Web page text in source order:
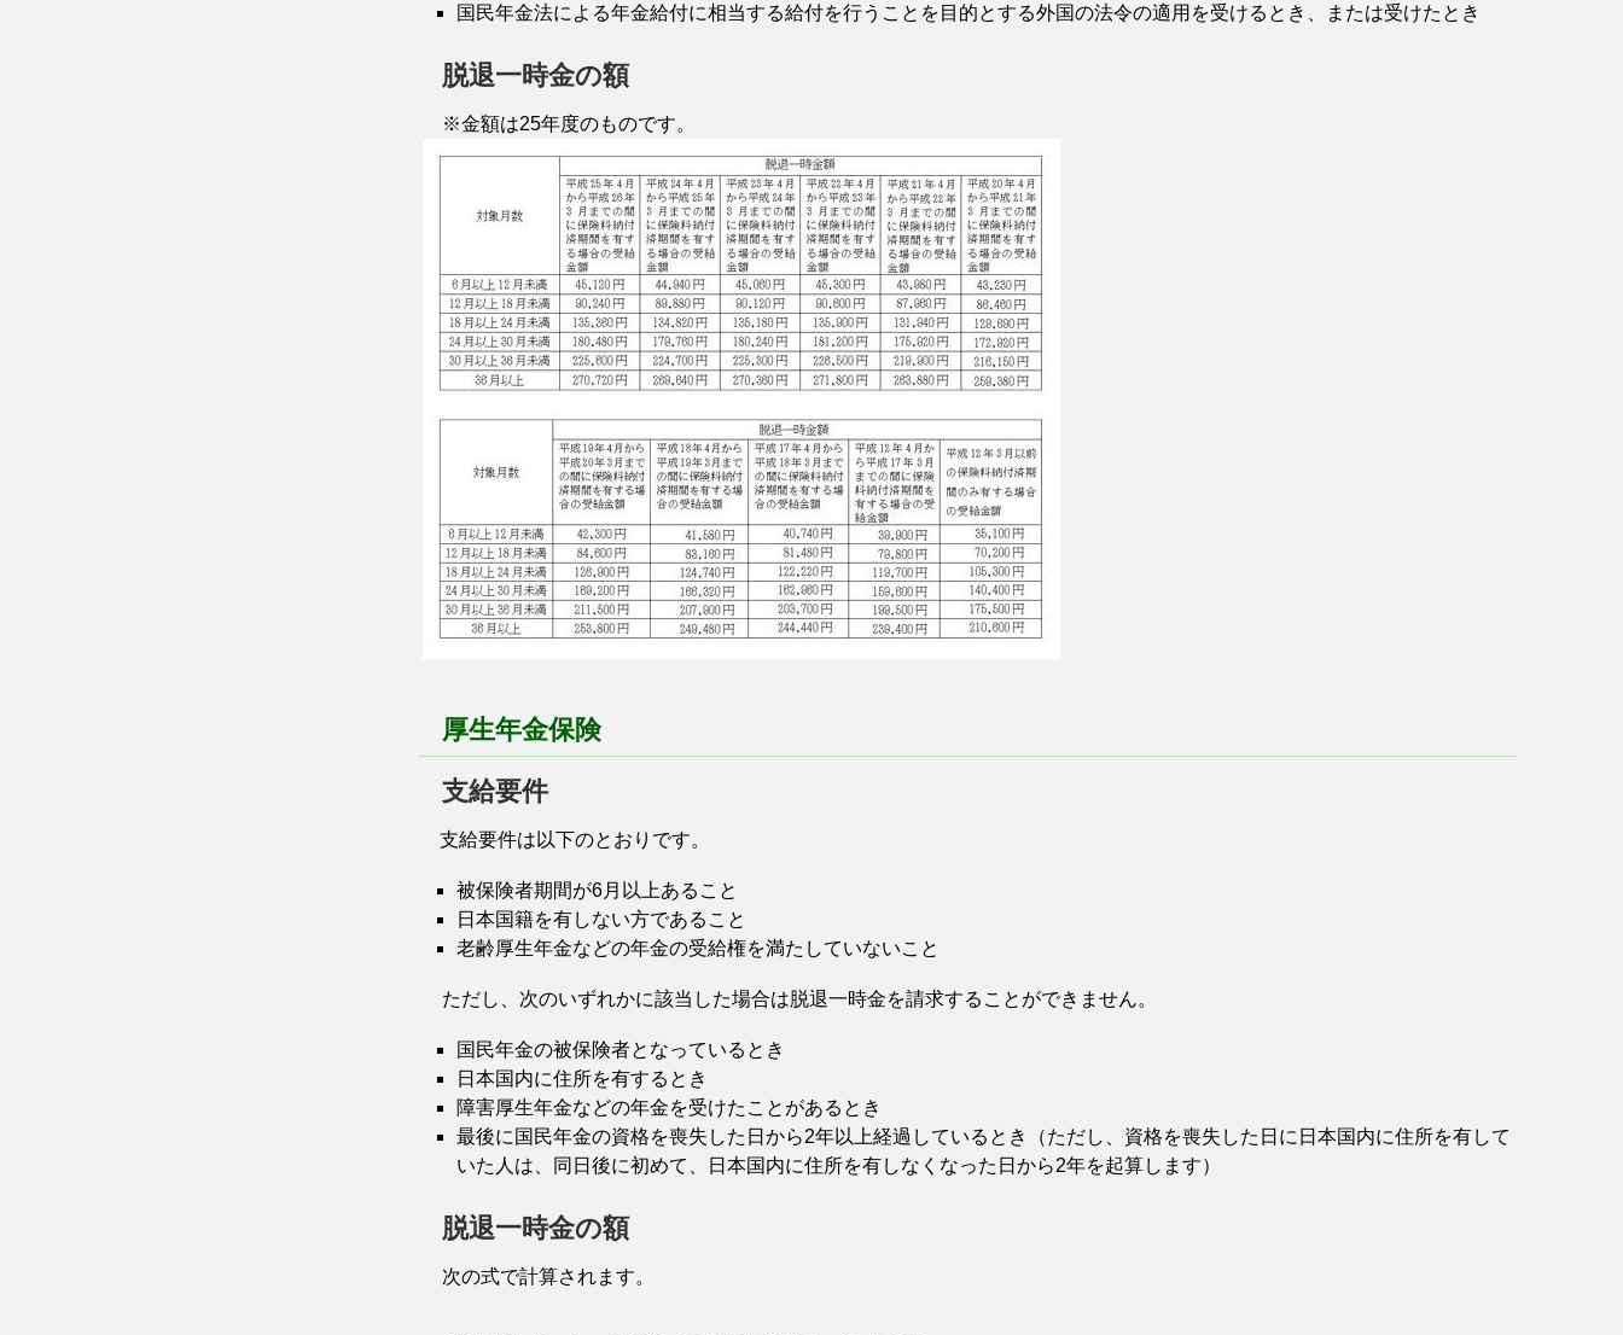
国民年金法による年金給付に相当する給付を行うことを目的とする外国の法令の適用を受けるとき、または受けたとき
脱退一時金の額
※金額は25年度のものです。
厚生年金保険
支給要件
支給要件は以下のとおりです。
被保険者期間が6月以上あること
日本国籍を有しない方であること
老齢厚生年金などの年金の受給権を満たしていないこと
ただし、次のいずれかに該当した場合は脱退一時金を請求することができません。
国民年金の被保険者となっているとき
日本国内に住所を有するとき
障害厚生年金などの年金を受けたことがあるとき
最後に国民年金の資格を喪失した日から2年以上経過しているとき
（ただし、資格を喪失した日に日本国内に住所を有して
いた人は、同日後に初めて、日本国内に住所を有しなくなった日から2年を起算します）
脱退一時金の額
次の式で計算されます。